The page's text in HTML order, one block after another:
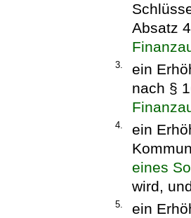
Absatz
3.
ein
nach §
4.
ein
eines
wird,
5.
ein